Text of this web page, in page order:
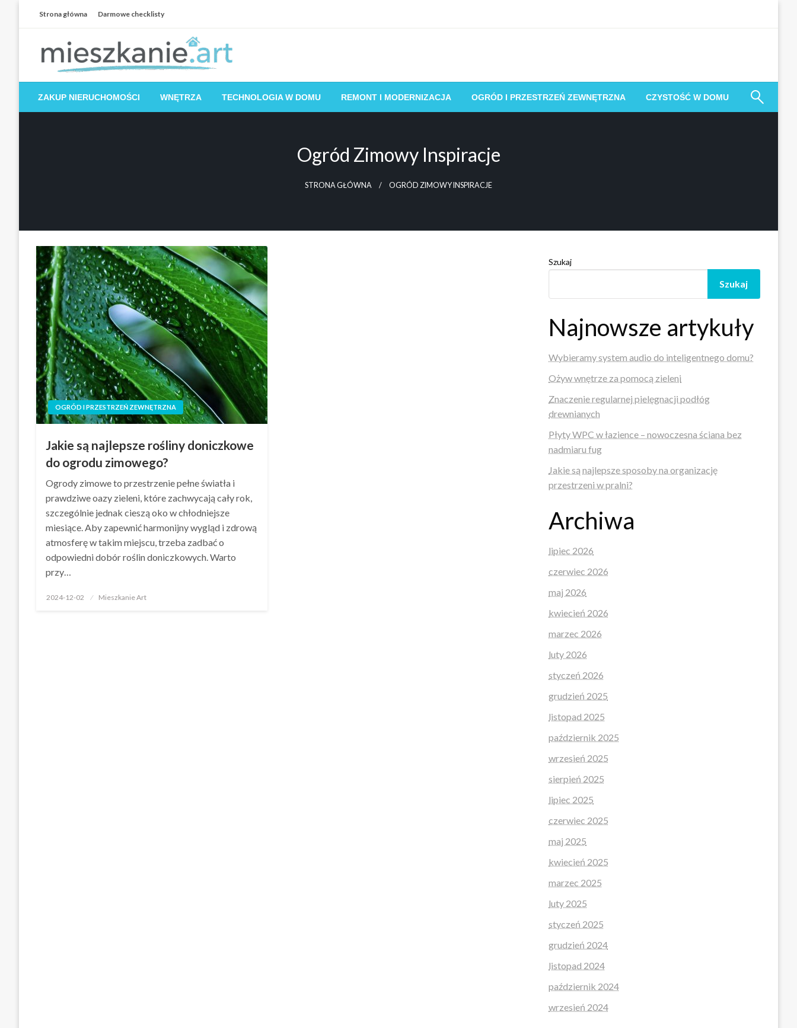
Strona główna Darmowe checklisty
Dom i mieszkanie
ZAKUP NIERUCHOMOŚCI WNĘTRZA TECHNOLOGIA W DOMU REMONT I MODERNIZACJA OGRÓD I PRZESTRZEŃ ZEWNĘTRZNA CZYSTOŚĆ W DOMU
Ogród Zimowy Inspiracje
STRONA GŁÓWNA OGRÓD ZIMOWY INSPIRACJE
OGRÓD I PRZESTRZEŃ ZEWNĘTRZNA
Jakie są najlepsze rośliny doniczkowe
do ogrodu zimowego?
Ogrody zimowe to przestrzenie pełne światła i
prawdziwe oazy zieleni, które zachwycają cały rok,
szczególnie jednak cieszą oko w chłodniejsze
miesiące. Aby zapewnić harmonijny wygląd i zdrową
atmosferę w takim miejscu, trzeba zadbać o
odpowiedni dobór roślin doniczkowych. Warto
przy…
Opublikowane
2024-12-02 Mieszkanie Art
Szukaj
Szukaj
Najnowsze artykuły
Wybieramy system audio do inteligentnego domu?
Ożyw wnętrze za pomocą zieleni
Znaczenie regularnej pielęgnacji podłóg
drewnianych
Płyty WPC w łazience – nowoczesna ściana bez
nadmiaru fug
Jakie są najlepsze sposoby na organizację
przestrzeni w pralni?
Archiwa
lipiec 2026
czerwiec 2026
maj 2026
kwiecień 2026
marzec 2026
luty 2026
styczeń 2026
grudzień 2025
listopad 2025
październik 2025
wrzesień 2025
sierpień 2025
lipiec 2025
czerwiec 2025
maj 2025
kwiecień 2025
marzec 2025
luty 2025
styczeń 2025
grudzień 2024
listopad 2024
październik 2024
wrzesień 2024